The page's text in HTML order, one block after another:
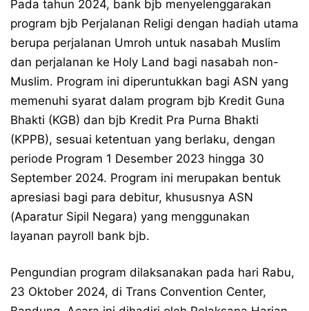
Pada tahun 2024, bank bjb menyelenggarakan
program bjb Perjalanan Religi dengan hadiah utama
berupa perjalanan Umroh untuk nasabah Muslim
dan perjalanan ke Holy Land bagi nasabah non-
Muslim. Program ini diperuntukkan bagi ASN yang
memenuhi syarat dalam program bjb Kredit Guna
Bhakti (KGB) dan bjb Kredit Pra Purna Bhakti
(KPPB), sesuai ketentuan yang berlaku, dengan
periode Program 1 Desember 2023 hingga 30
September 2024. Program ini merupakan bentuk
apresiasi bagi para debitur, khususnya ASN
(Aparatur Sipil Negara) yang menggunakan
layanan payroll bank bjb.
Pengundian program dilaksanakan pada hari Rabu,
23 Oktober 2024, di Trans Convention Center,